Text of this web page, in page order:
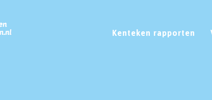
Kenteken rapporten